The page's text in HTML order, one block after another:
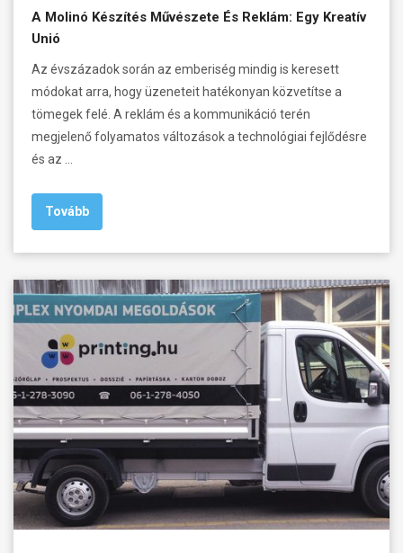
A Molinó Készítés Művészete És Reklám: Egy Kreatív
Unió
Az évszázadok során az emberiség mindig is keresett
módokat arra, hogy üzeneteit hatékonyan közvetítse a
tömegek felé. A reklám és a kommunikáció terén
megjelenő folyamatos változások a technológiai fejlődésre
és az …
Tovább